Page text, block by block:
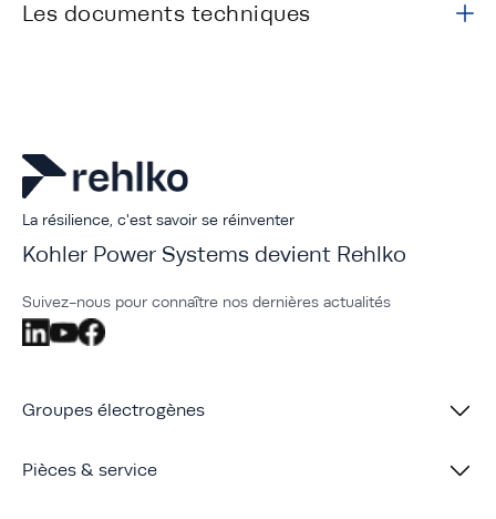
Les documents techniques
La résilience, c'est savoir se réinventer
Kohler Power Systems devient Rehlko
Suivez-nous pour connaître nos dernières actualités
Groupes électrogènes
Pièces & service